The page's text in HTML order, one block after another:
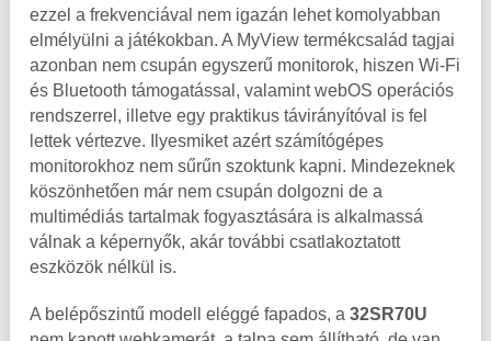
ezzel a frekvenciával nem igazán lehet komolyabban
elmélyülni a játékokban. A MyView termékcsalád tagjai
azonban nem csupán egyszerű monitorok, hiszen Wi-Fi
és Bluetooth támogatással, valamint webOS operációs
rendszerrel, illetve egy praktikus távirányítóval is fel
lettek vértezve. Ilyesmiket azért számítógépes
monitorokhoz nem sűrűn szoktunk kapni. Mindezeknek
köszönhetően már nem csupán dolgozni de a
multimédiás tartalmak fogyasztására is alkalmassá
válnak a képernyők, akár további csatlakoztatott
eszközök nélkül is.
A belépőszintű modell eléggé fapados, a 32SR70U